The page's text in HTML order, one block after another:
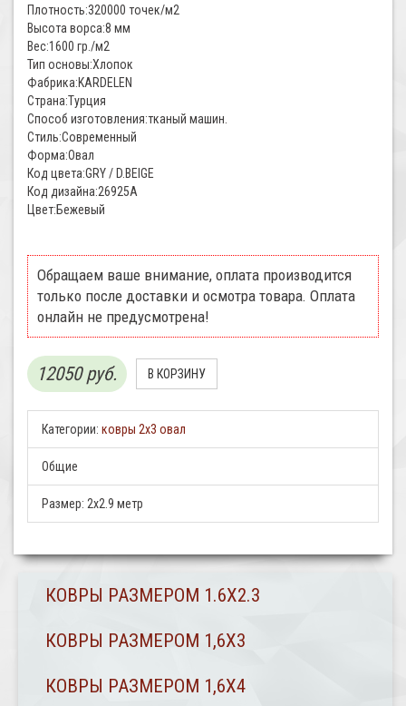
Плотность:320000 точек/м2
Высота ворса:8 мм
Вес:1600 гр./м2
Тип основы:Хлопок
Фабрика:KARDELEN
Страна:Турция
Способ изготовления:тканый машин.
Стиль:Современный
Форма:Овал
Код цвета:GRY / D.BEIGE
Код дизайна:26925A
Цвет:Бежевый
Обращаем ваше внимание, оплата производится
только после доставки и осмотра товара. Оплата
онлайн не предусмотрена!
12050 руб.
Категории: ковры 2x3 овал
Общие
Размер: 2x2.9 метр
КОВРЫ РАЗМЕРОМ 1.6Х2.3
КОВРЫ РАЗМЕРОМ 1,6Х3
КОВРЫ РАЗМЕРОМ 1,6Х4